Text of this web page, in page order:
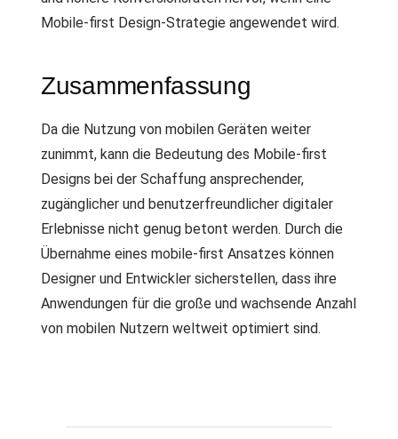
Mobile-first Design-Strategie angewendet wird.
Zusammenfassung
Da die Nutzung von mobilen Geräten weiter
zunimmt, kann die Bedeutung des Mobile-first
Designs bei der Schaffung ansprechender,
zugänglicher und benutzerfreundlicher digitaler
Erlebnisse nicht genug betont werden. Durch die
Übernahme eines mobile-first Ansatzes können
Designer und Entwickler sicherstellen, dass ihre
Anwendungen für die große und wachsende Anzahl
von mobilen Nutzern weltweit optimiert sind.